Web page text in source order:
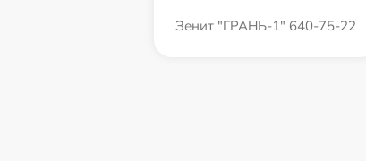
Зенит "ГРАНЬ-1" 640-75-22